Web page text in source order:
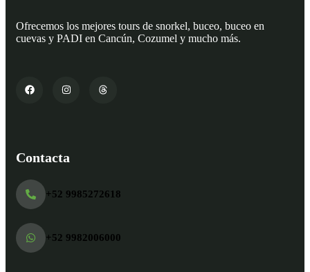
Ofrecemos los mejores tours de snorkel, buceo, buceo en
cuevas y PADI en Cancún, Cozumel y mucho más.
Contacta
+52 9985272618
+52 9982006000